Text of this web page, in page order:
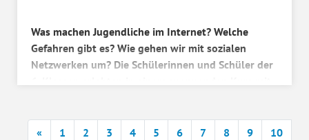
Was machen Jugendliche im Internet? Welche
Gefahren gibt es? Wie gehen wir mit sozialen
Netzwerken um? Die Schülerinnen und Schüler der
« vorherige
1 2 3 4 5 6 7 8 9
10